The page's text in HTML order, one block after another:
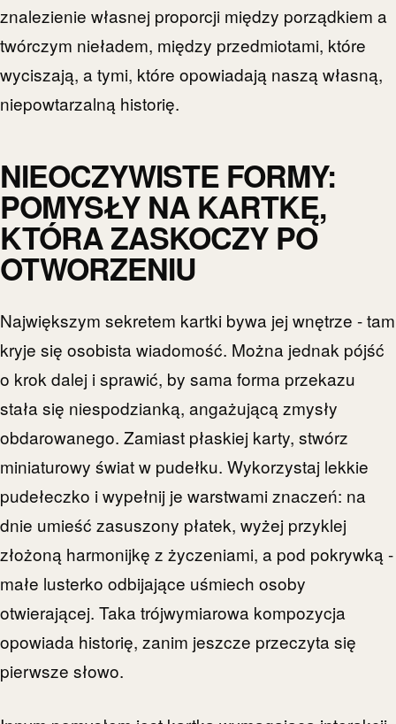
znalezienie własnej proporcji między porządkiem a
twórczym nieładem, między przedmiotami, które
wyciszają, a tymi, które opowiadają naszą własną,
niepowtarzalną historię.
NIEOCZYWISTE FORMY:
POMYSŁY NA KARTKĘ,
KTÓRA ZASKOCZY PO
OTWORZENIU
Największym sekretem kartki bywa jej wnętrze - tam
kryje się osobista wiadomość. Można jednak pójść
o krok dalej i sprawić, by sama forma przekazu
stała się niespodzianką, angażującą zmysły
obdarowanego. Zamiast płaskiej karty, stwórz
miniaturowy świat w pudełku. Wykorzystaj lekkie
pudełeczko i wypełnij je warstwami znaczeń: na
dnie umieść zasuszony płatek, wyżej przyklej
złożoną harmonijkę z życzeniami, a pod pokrywką -
małe lusterko odbijające uśmiech osoby
otwierającej. Taka trójwymiarowa kompozycja
opowiada historię, zanim jeszcze przeczyta się
pierwsze słowo.